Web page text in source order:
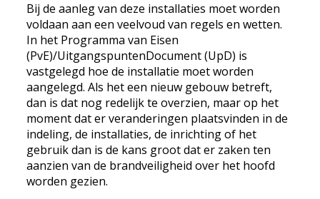
Bij de aanleg van deze installaties moet worden
voldaan aan een veelvoud van regels en wetten.
In het Programma van Eisen
(PvE)/UitgangspuntenDocument (UpD) is
vastgelegd hoe de installatie moet worden
aangelegd. Als het een nieuw gebouw betreft,
dan is dat nog redelijk te overzien, maar op het
moment dat er veranderingen plaatsvinden in de
indeling, de installaties, de inrichting of het
gebruik dan is de kans groot dat er zaken ten
aanzien van de brandveiligheid over het hoofd
worden gezien.